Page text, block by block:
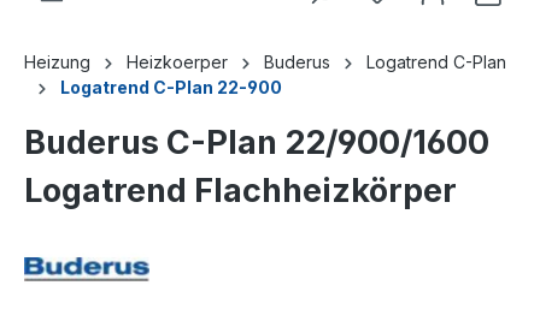
Heizung Heizkoerper Buderus
Logatrend C-Plan
Logatrend C-Plan 22-900
Buderus C-Plan 22/900/1600
Logatrend Flachheizkörper